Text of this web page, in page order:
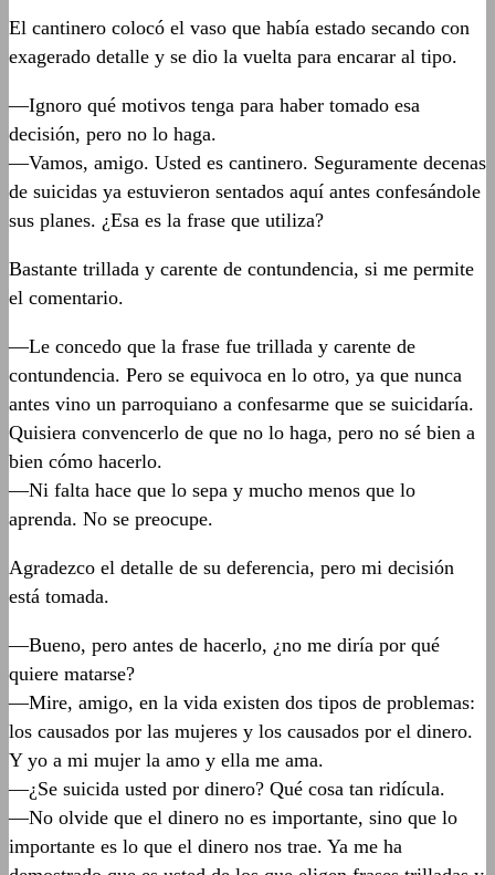
El cantinero colocó el vaso que había estado secando con
exagerado detalle y se dio la vuelta para encarar al tipo.
—Ignoro qué motivos tenga para haber tomado esa
decisión, pero no lo haga.
—Vamos, amigo. Usted es cantinero. Seguramente decenas
de suicidas ya estuvieron sentados aquí antes confesándole
sus planes. ¿Esa es la frase que utiliza?
Bastante trillada y carente de contundencia, si me permite
el comentario.
—Le concedo que la frase fue trillada y carente de
contundencia. Pero se equivoca en lo otro, ya que nunca
antes vino un parroquiano a confesarme que se suicidaría.
Quisiera convencerlo de que no lo haga, pero no sé bien a
bien cómo hacerlo.
—Ni falta hace que lo sepa y mucho menos que lo
aprenda. No se preocupe.
Agradezco el detalle de su deferencia, pero mi decisión
está tomada.
—Bueno, pero antes de hacerlo, ¿no me diría por qué
quiere matarse?
—Mire, amigo, en la vida existen dos tipos de problemas:
los causados por las mujeres y los causados por el dinero.
Y yo a mi mujer la amo y ella me ama.
—¿Se suicida usted por dinero? Qué cosa tan ridícula.
—No olvide que el dinero no es importante, sino que lo
importante es lo que el dinero nos trae. Ya me ha